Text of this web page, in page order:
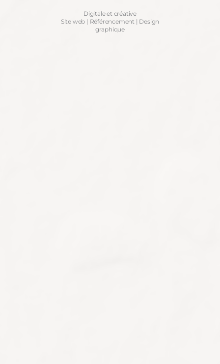
Digitale et créative
Site web | Référencement | Design
graphique